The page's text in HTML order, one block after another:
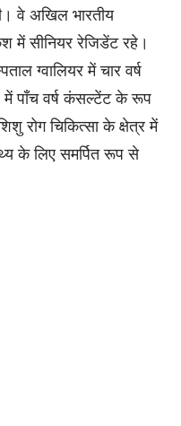
वे अखिल भारतीय
में सीनियर रेजिडेंट रहे।
ग्वालियर में चार वर्ष
पाँच वर्ष कंसल्टेंट के रूप
रोग चिकित्सा के क्षेत्र में
के लिए समर्पित रूप से